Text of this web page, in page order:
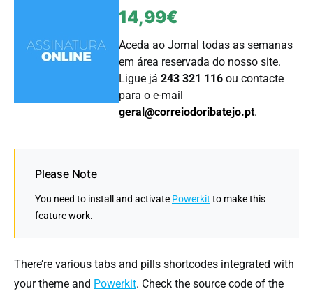
14,99€
Aceda ao Jornal todas as semanas
em área reservada do nosso site.
Ligue já 243 321 116 ou contacte
para o e-mail
geral@correiodoribatejo.pt.
Please Note
You need to install and activate Powerkit to make this
feature work.
There’re various tabs and pills shortcodes integrated with
your theme and Powerkit. Check the source code of the